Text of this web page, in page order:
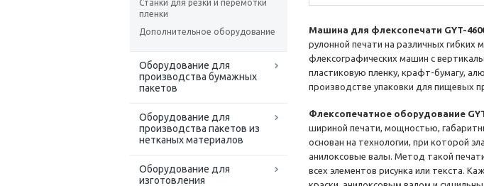
Станки для резки и перемотки
пленки
Дополнительное оборудование
Оборудование для
производства бумажных
пакетов
Оборудование для
производства пакетов из
нетканых материалов
Оборудование для
изготовления
Машина для флексопечати GYT-
рулонной печати на различных гибких
флексографических машин с
пластиковую пленку, крафт-бумагу,
производстве упаковки для пищевых
Флексопечатное оборудование
шириной печати, мощностью,
основан на технологии, при которой
анилоксовые валы. Метод такой
всех элементов рисунка или текста.